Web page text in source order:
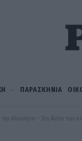
ΠΑΡΑΣΚΗΝΙΑ
την Αλόννησο – Στη λίστα των